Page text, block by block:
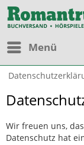
Menü
Wir freuen uns,
Datenschutz hat